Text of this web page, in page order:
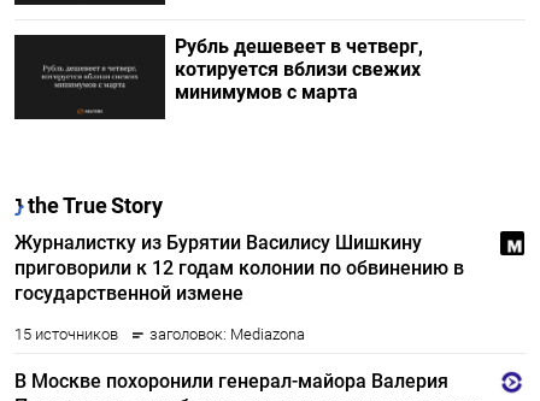
Рубль дешевеет в четверг,
котируется вблизи свежих
минимумов с марта